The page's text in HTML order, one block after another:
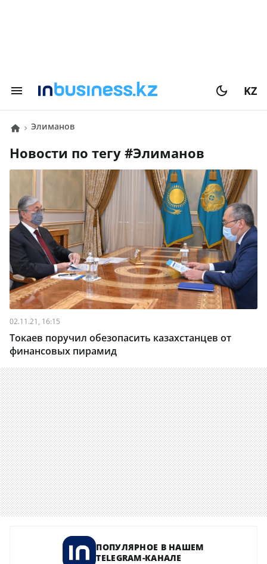
KZ
элиманов
Новости по тегу # элиманов
02.11.21, 16:15
Токаев поручил обезопасить казахстанцев от
финансовых пирамид